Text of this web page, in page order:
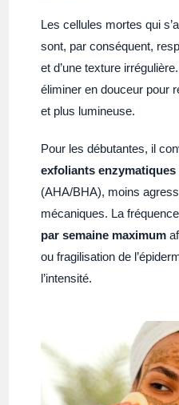
Les cellules mortes qui
sont, par conséquent,
et d’une texture
éliminer en douceur pour
et plus lumineuse.
Pour les débutantes, il
exfoliants
(AHA/BHA), moins
mécaniques. La
par semaine maximum
ou fragilisation de
l’intensité.